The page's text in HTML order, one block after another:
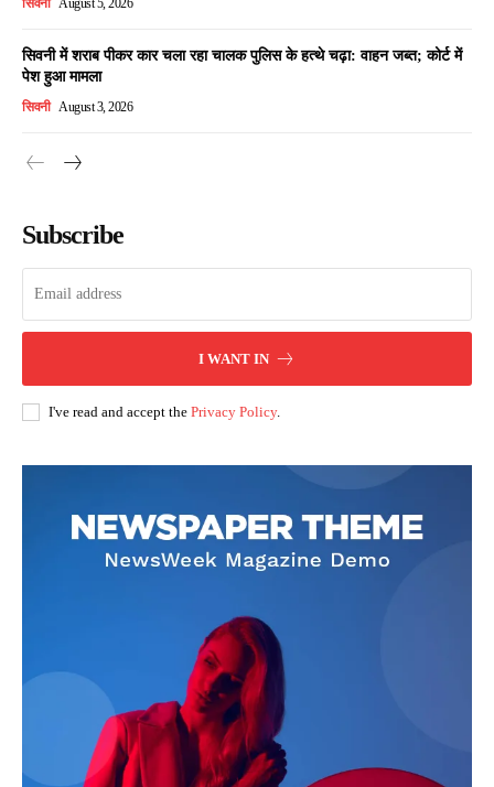
सिवनी August 5, 2026
सिवनी में शराब पीकर कार चला रहा चालक पुलिस के हत्थे चढ़ा: वाहन जब्त; कोर्ट में
पेश हुआ मामला
सिवनी August 3, 2026
Subscribe
I WANT IN
I've read and accept the Privacy Policy.